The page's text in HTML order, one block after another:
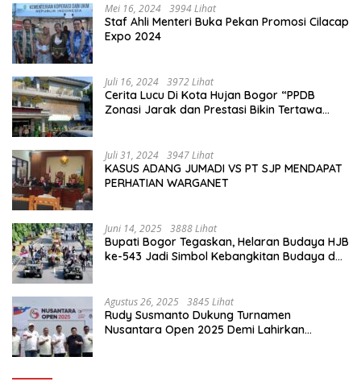
Mei 16, 2024 3994 Lihat
Staf Ahli Menteri Buka Pekan Promosi Cilacap
Expo 2024
Juli 16, 2024 3972 Lihat
Cerita Lucu Di Kota Hujan Bogor “PPDB
Zonasi Jarak dan Prestasi Bikin Tertawa
Juli 31, 2024 3947 Lihat
KASUS ADANG JUMADI VS PT SJP MENDAPAT
PERHATIAN WARGANET
Juni 14, 2025 3888 Lihat
Bupati Bogor Tegaskan, Helaran Budaya HJB
ke-543 Jadi Simbol Kebangkitan Budaya dan
Agustus 26, 2025 3845 Lihat
Rudy Susmanto Dukung Turnamen
Nusantara Open 2025 Demi Lahirkan